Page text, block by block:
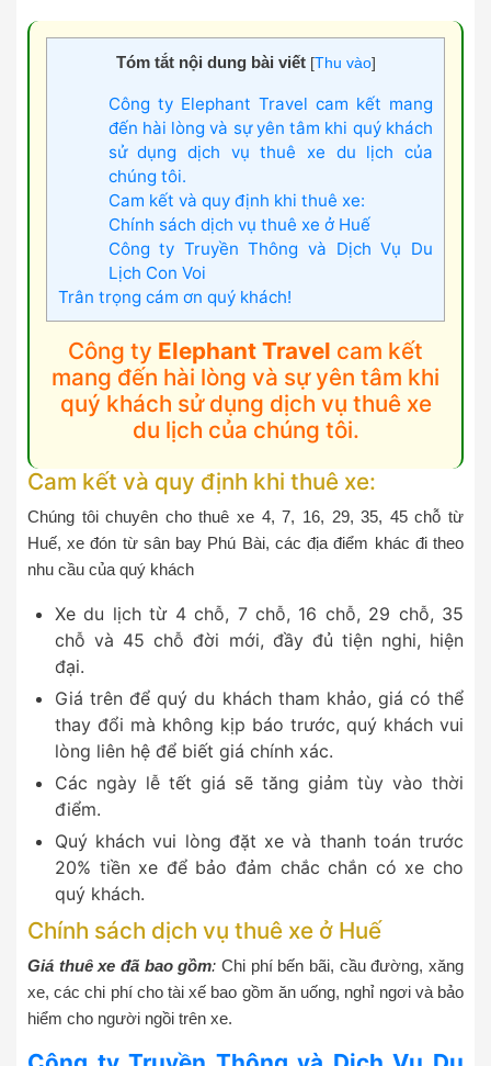
Tóm tắt nội dung bài viết [Thu vào]
Công ty Elephant Travel cam kết mang
đến hài lòng và sự yên tâm khi quý khách
sử dụng dịch vụ thuê xe du lịch của
chúng tôi.
Cam kết và quy định khi thuê xe:
Chính sách dịch vụ thuê xe ở Huế
Công ty Truyền Thông và Dịch Vụ Du
Lịch Con Voi
Trân trọng cám ơn quý khách!
Công ty Elephant Travel cam kết
mang đến hài lòng và sự yên tâm khi
quý khách sử dụng dịch vụ thuê xe
du lịch của chúng tôi.
Cam kết và quy định khi thuê xe:
Chúng tôi chuyên cho thuê xe 4, 7, 16, 29, 35, 45 chỗ từ
Huế, xe đón từ sân bay Phú Bài, các địa điểm khác đi theo
nhu cầu của quý khách
Xe du lịch từ 4 chỗ, 7 chỗ, 16 chỗ, 29 chỗ, 35
chỗ và 45 chỗ đời mới, đầy đủ tiện nghi, hiện
đại.
Giá trên để quý du khách tham khảo, giá có thể
thay đổi mà không kịp báo trước, quý khách vui
lòng liên hệ để biết giá chính xác.
Các ngày lễ tết giá sẽ tăng giảm tùy vào thời
điểm.
Quý khách vui lòng đặt xe và thanh toán trước
20% tiền xe để bảo đảm chắc chắn có xe cho
quý khách.
Chính sách dịch vụ thuê xe ở Huế
Giá thuê xe đã bao gồm: Chi phí bến bãi, cầu đường, xăng
xe, các chi phí cho tài xế bao gồm ăn uống, nghỉ ngơi và bảo
hiểm cho người ngồi trên xe.